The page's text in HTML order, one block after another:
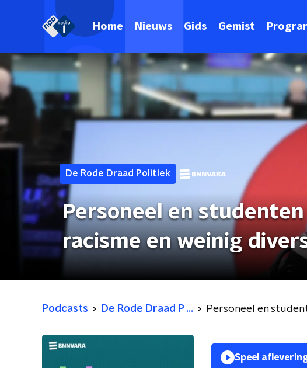
Home Nieuws Gids Gemist
De Rode Draad Politiek
Personeel en
racisme en weinig
Podcasts De Rode Draad P ... Personeel en
Speel